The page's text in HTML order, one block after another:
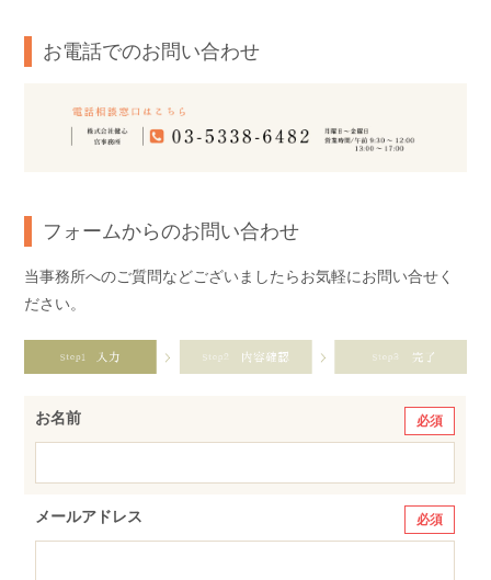
お電話でのお問い合わせ
フォームからのお問い合わせ
当事務所へのご質問などございましたらお気軽にお問い合せく
ださい。
お名前 必須
メールアドレス 必須